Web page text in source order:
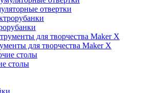
отвертки
для творчества Maker X
столы